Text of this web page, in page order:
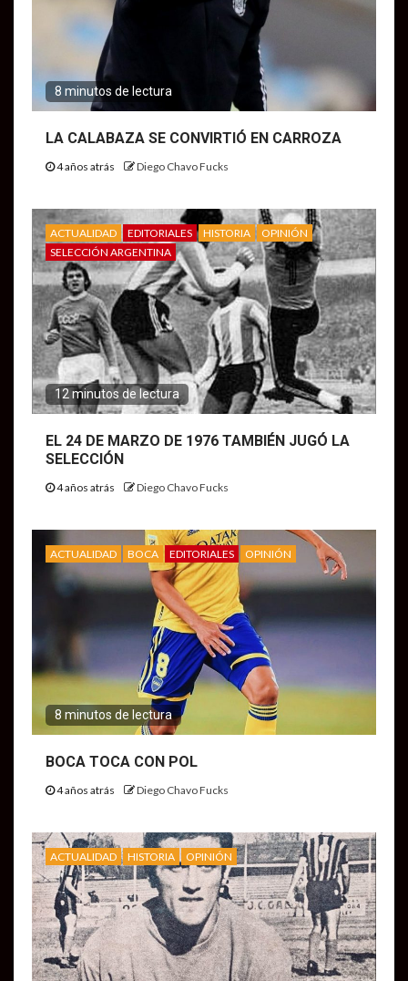
8 minutos de lectura
LA CALABAZA SE CONVIRTIÓ EN CARROZA
4 años atrás Diego Chavo Fucks
ACTUALIDAD EDITORIALES HISTORIA
OPINIÓN
SELECCIÓN ARGENTINA
12 minutos de lectura
EL 24 DE MARZO DE 1976 TAMBIÉN JUGÓ LA
SELECCIÓN
4 años atrás Diego Chavo Fucks
ACTUALIDAD BOCA EDITORIALES OPINIÓN
8 minutos de lectura
BOCA TOCA CON POL
4 años atrás Diego Chavo Fucks
ACTUALIDAD HISTORIA OPINIÓN